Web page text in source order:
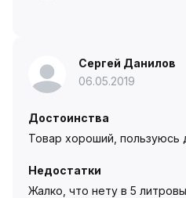
Сергей Данилов
06.05.2019
Достоинства
Товар хороший, пользуюсь
Недостатки
Жалко, что нету в 5